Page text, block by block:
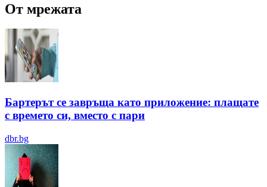
От мрежата
Бартерът се завръща като приложение: плащате
с времето си, вместо с пари
dbr.bg